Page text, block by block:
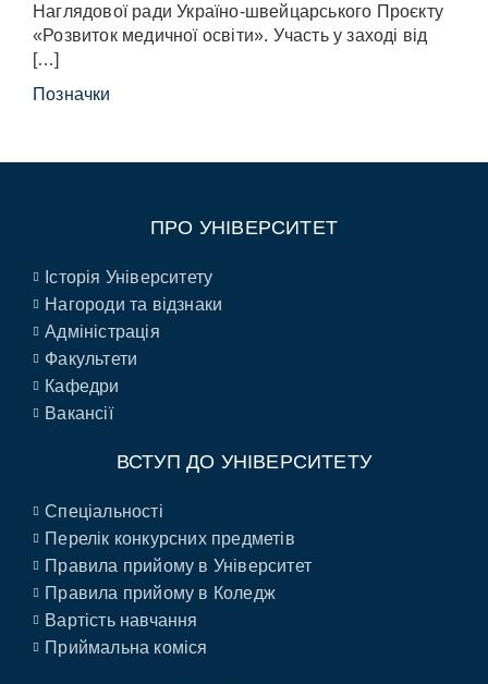
Наглядової ради Україно-швейцарського Проєкту
«Розвиток медичної освіти». Участь у заході від
[…]
Позначки
ПРО УНІВЕРСИТЕТ
Історія Університету
Нагороди та відзнаки
Адміністрація
Факультети
Кафедри
Вакансії
ВСТУП ДО УНІВЕРСИТЕТУ
Спеціальності
Перелік конкурсних предметів
Правила прийому в Університет
Правила прийому в Коледж
Вартість навчання
Приймальна коміся